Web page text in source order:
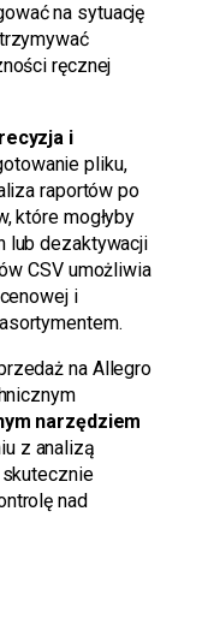
na sytuację
ręcznej
i
pliku,
raportów po
które mogłyby
lub dezaktywacji
CSV umożliwia
i
na Allegro
narzędziem
z analizą
nad